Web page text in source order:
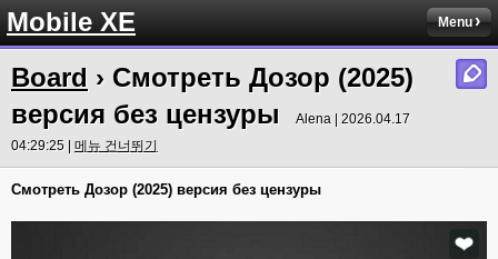
Mobile XE Menu
Board › Смотреть Дозор (2025)
версия без цензуры
Alena | 2026.04.17
04:29:25 | 메뉴 건너뛰기
Смотреть Дозор (2025) версия без цензуры